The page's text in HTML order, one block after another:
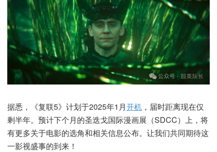
据悉，《复联5》计划于2025年1月开机 ，届时距离现在仅
剩半年。预计下个月的圣迭戈国际漫画展（SDCC）上，将
有更多关于电影的选角和相关信息公布。让我们共同期待这
一影视盛事的到来！